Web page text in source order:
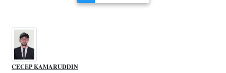
CECEP KAMARUDDIN